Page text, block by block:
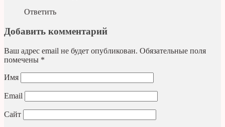
Ответить
Добавить комментарий
Ваш адрес email не будет опубликован. Обязательные поля
помечены *
Имя
Email
Сайт